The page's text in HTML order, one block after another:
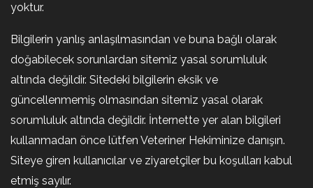
yoktur.
Bilgilerin yanlış anlaşılmasından ve buna bağlı olarak
doğabilecek sorunlardan sitemiz yasal sorumluluk
altında değildir. Sitedeki bilgilerin eksik ve
güncellenmemiş olmasından sitemiz yasal olarak
sorumluluk altında değildir. İnternette yer alan bilgileri
kullanmadan önce lütfen Veteriner Hekiminize danışın.
Siteye giren kullanıcılar ve ziyaretçiler bu koşulları kabul
etmiş sayılır.